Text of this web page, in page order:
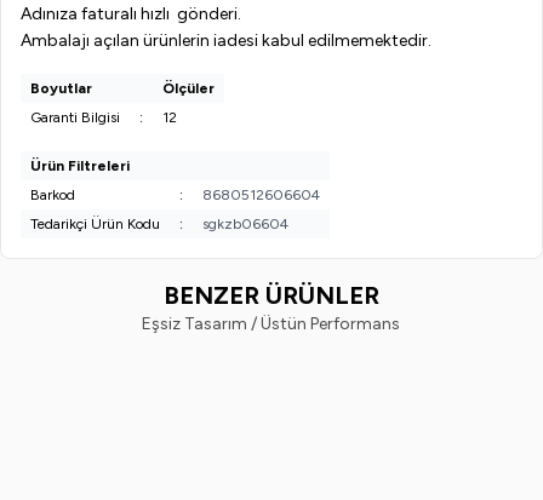
Adınıza faturalı hızlı gönderi.
Ambalajı açılan ürünlerin iadesi kabul edilmemektedir.
Boyutlar
Ölçüler
Garanti Bilgisi
: 12
Ürün Filtreleri
Barkod
:
8680512606604
Tedarikçi Ürün Kodu
: sgkzb06604
BENZER ÜRÜNLER
Eşsiz Tasarım / Üstün Performans